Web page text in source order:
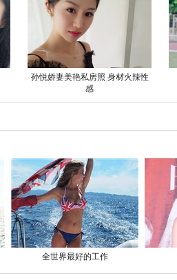
孙悦娇妻美艳私房照 身材火辣性
感
全世界最好的工作